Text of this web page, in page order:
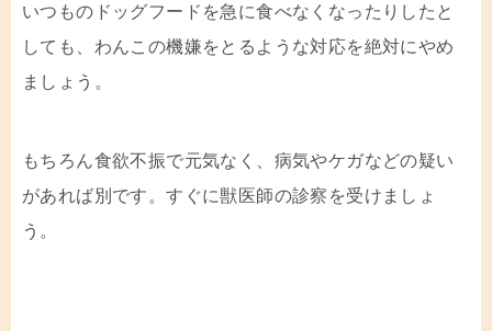
いつものドッグフードを急に食べなくなったりしたと
しても、わんこの機嫌をとるような対応を絶対にやめ
ましょう。
もちろん食欲不振で元気なく、病気やケガなどの疑い
があれば別です。すぐに獣医師の診察を受けましょ
う。